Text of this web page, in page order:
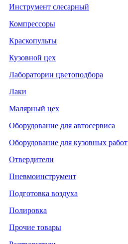
Инструмент слесарный
Компрессоры
Краскопульты
Кузовной цех
Лаборатории цветоподбора
Лаки
Малярный цех
Оборудование для автосервиса
Оборудование для кузовных работ
Отвердители
Пневмоинструмент
Подготовка воздуха
Полировка
Прочие товары